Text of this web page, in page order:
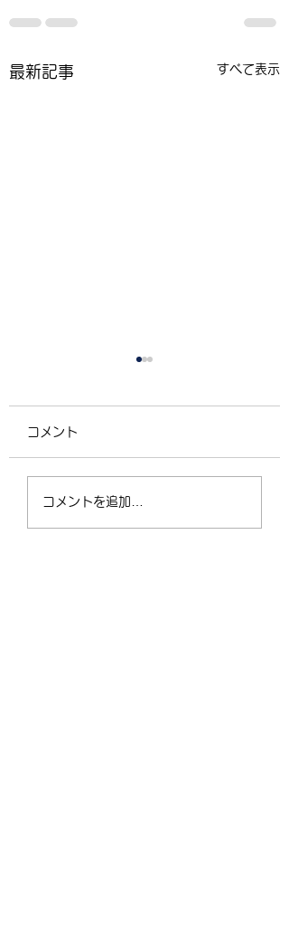
最新記事 すべて表示
4/2（木）18:30〜
21:00 フリークラス
コメント
コメントを追加…